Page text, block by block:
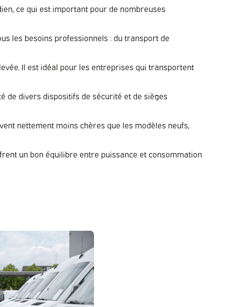
ce qui est important pour de nombreuses
les besoins professionnels : du transport de
Il est idéal pour les entreprises qui transportent
de divers dispositifs de sécurité et de sièges
nettement moins chères que les modèles neufs,
un bon équilibre entre puissance et consommation